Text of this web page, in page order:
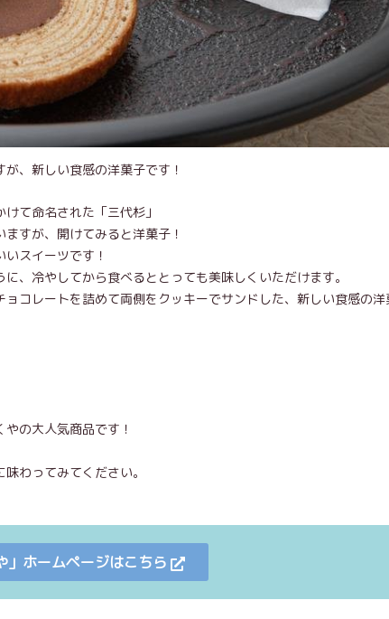
、新しい食感の洋菓子です！
て命名された「三代杉」
すが、開けてみると洋菓子！
スイーツです！
、冷やしてから食べるととっても美味しくいただけます。
コレートを詰めて両側をクッキーでサンドした、新しい食感の
の大人気商品です！
わってみてください。
」ホームページはこちら